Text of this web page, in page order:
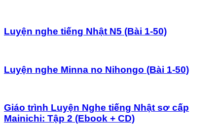
Luyện nghe tiếng Nhật N5 (Bài 1-50)
Luyện nghe Minna no Nihongo (Bài 1-50)
Giáo trình Luyện Nghe tiếng Nhật sơ cấp
Mainichi: Tập 2 (Ebook + CD)